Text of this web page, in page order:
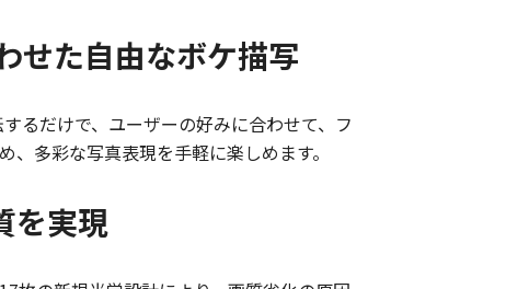
せた自由なボケ描写
るだけで、ユーザーの好みに合わせて、フ
多彩な写真表現を手軽に楽しめます。
を実現